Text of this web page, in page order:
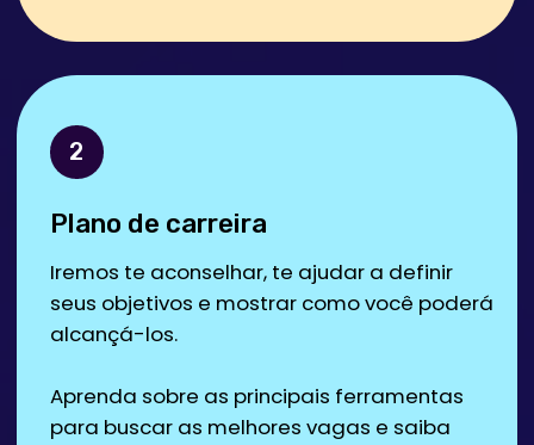
Aprofunde seus estudos com um conteúdo
atual, mergulhando nos mais recentes
de Python
Neste curso, você aprenderá Pyhton do
zero ao nível profissional